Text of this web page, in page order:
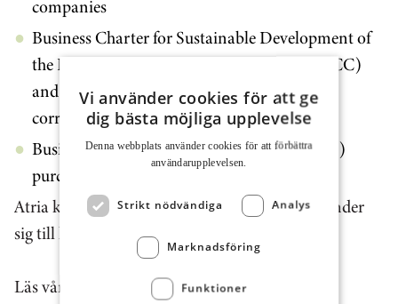
companies
Business Charter for Sustainable Development of
the International Chamber of Commerce (ICC)
and ICC instructions against bribery and
corruption
Business Social Compliance Initiative (BSCI)
purchasing principles
Atria kräver också att våra affärspartners förbinder
sig till liknande uppförandekod.
Läs vår Supplier Code of Conduct här.
Vi använder cookies för att ge
dig bästa möjliga upplevelse
Denna webbplats använder cookies för att för­bättra
användar­upplevelsen.
Strikt nödvändiga Analys
Marknadsföring
Funktioner